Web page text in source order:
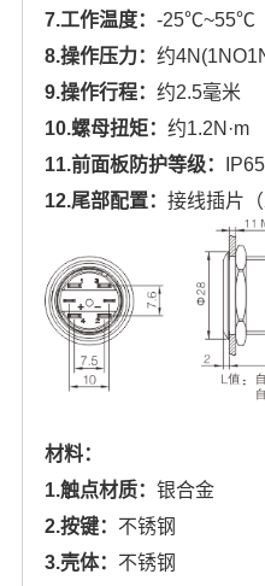
7.工作温度： -25℃~55℃
8.操作压力： 约
9.操作行程： 约2.5毫米
10.螺母扭矩： 约1.2N·m
11.前面板防护等级：
12.尾部配置： 接线插片（
材料：
1.触点材质： 银合金
2.按键： 不锈钢
3.壳体： 不锈钢